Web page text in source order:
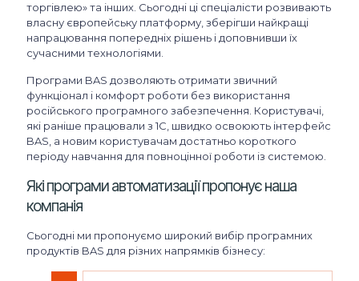
торгівлею» та інших. Сьогодні ці спеціалісти розвивають
власну європейську платформу, зберігши найкращі
напрацювання попередніх рішень і доповнивши їх
сучасними технологіями.
Програми BAS дозволяють отримати звичний
функціонал і комфорт роботи без використання
російського програмного забезпечення. Користувачі,
які раніше працювали з 1С, швидко освоюють інтерфейс
BAS, а новим користувачам достатньо короткого
періоду навчання для повноцінної роботи із системою.
Які програми автоматизації пропонує наша
компанія
Сьогодні ми пропонуємо широкий вибір програмних
продуктів BAS для різних напрямків бізнесу: